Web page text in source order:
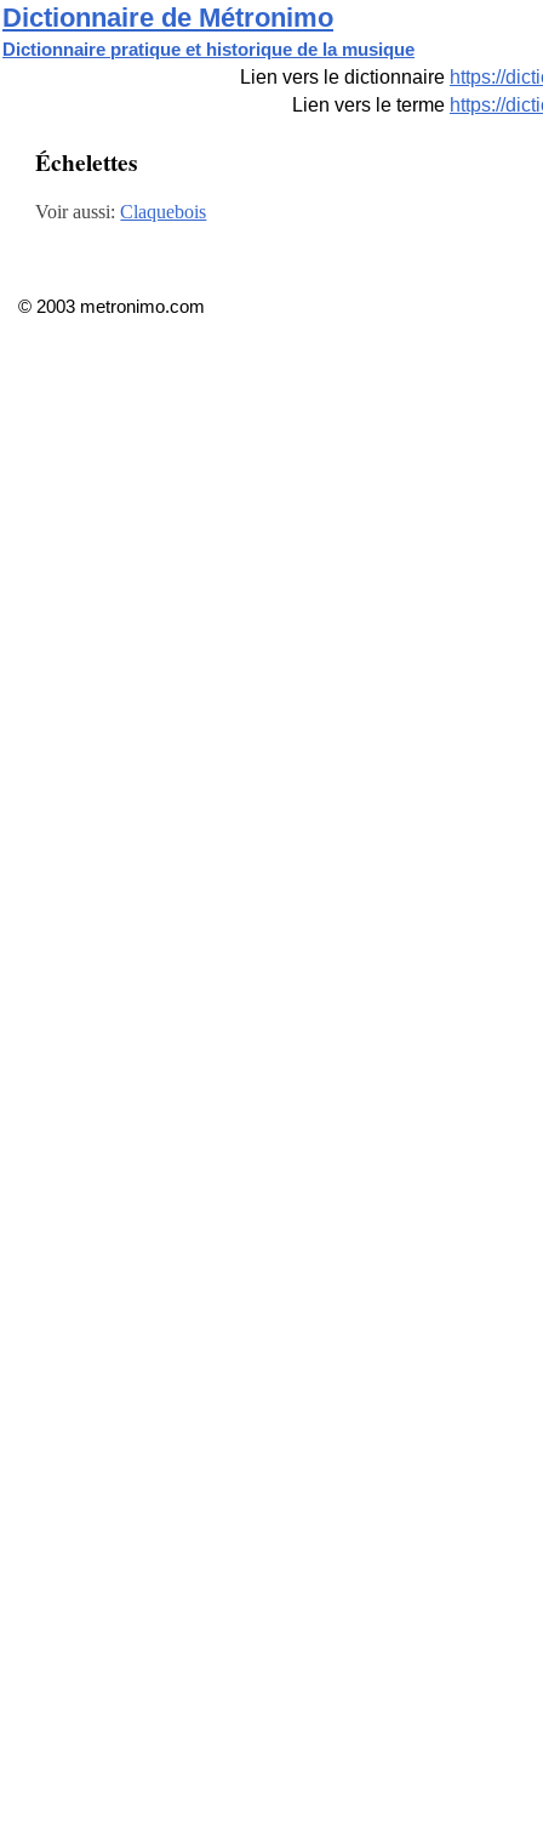
Dictionnaire de Métronimo
Dictionnaire pratique et historique de la musique
Lien vers le dictionnaire https://
Lien vers le terme https://
Échelettes
Voir aussi: Claquebois
© 2003 metronimo.com